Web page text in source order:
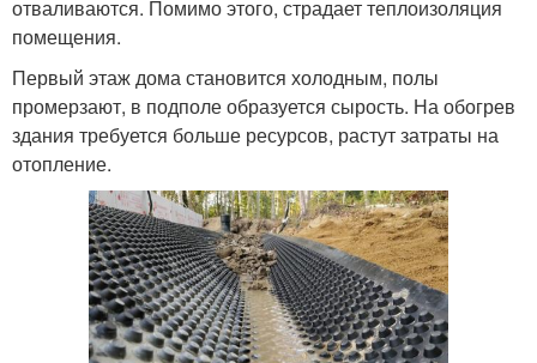
отваливаются. Помимо этого, страдает теплоизоляция
помещения.
Первый этаж дома становится холодным, полы
промерзают, в подполе образуется сырость. На обогрев
здания требуется больше ресурсов, растут затраты на
отопление.